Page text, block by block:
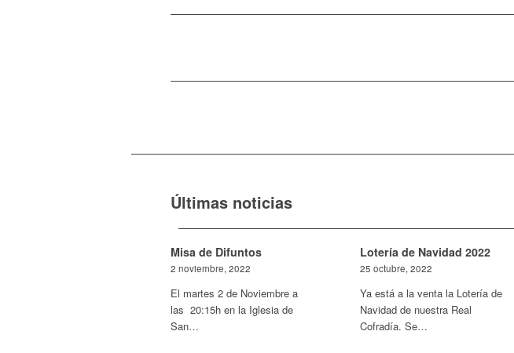
Últimas noticias
Misa de Difuntos
2 noviembre, 2022
El martes 2 de Noviembre a
las 20:15h en la Iglesia de
San…
Lotería de Navidad 2022
25 octubre, 2022
Ya está a la venta la Lotería de
Navidad de nuestra Real
Cofradía. Se…